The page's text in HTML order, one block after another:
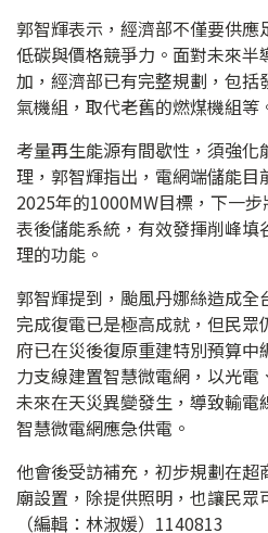
郭智輝表示，經濟部不僅要供
低碳與價格競爭力。面對未來半
加，經濟部已有完整規劃，包
氣機組，取代老舊的燃煤機組等
考量再生能源有間歇性，須強
理，郭智輝指出，電網端儲能目
2025年的1000MW目標，下一
表後儲能系統，有效發揮削峰
理的功能。
郭智輝提到，颱風丹娜絲造成
完成復電已是極高成就，但民
府已在災後復原重建特別預算中
力支線建置智慧微電網，以光電
未來在天災異變發生，導致輸
智慧微電網應急供電。
他會後受訪補充，初步規劃在
廟設置，除提供照明，也讓民眾
（編輯：林淑媛）1140813